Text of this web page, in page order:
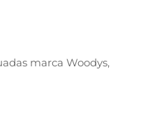
marca Woodys,